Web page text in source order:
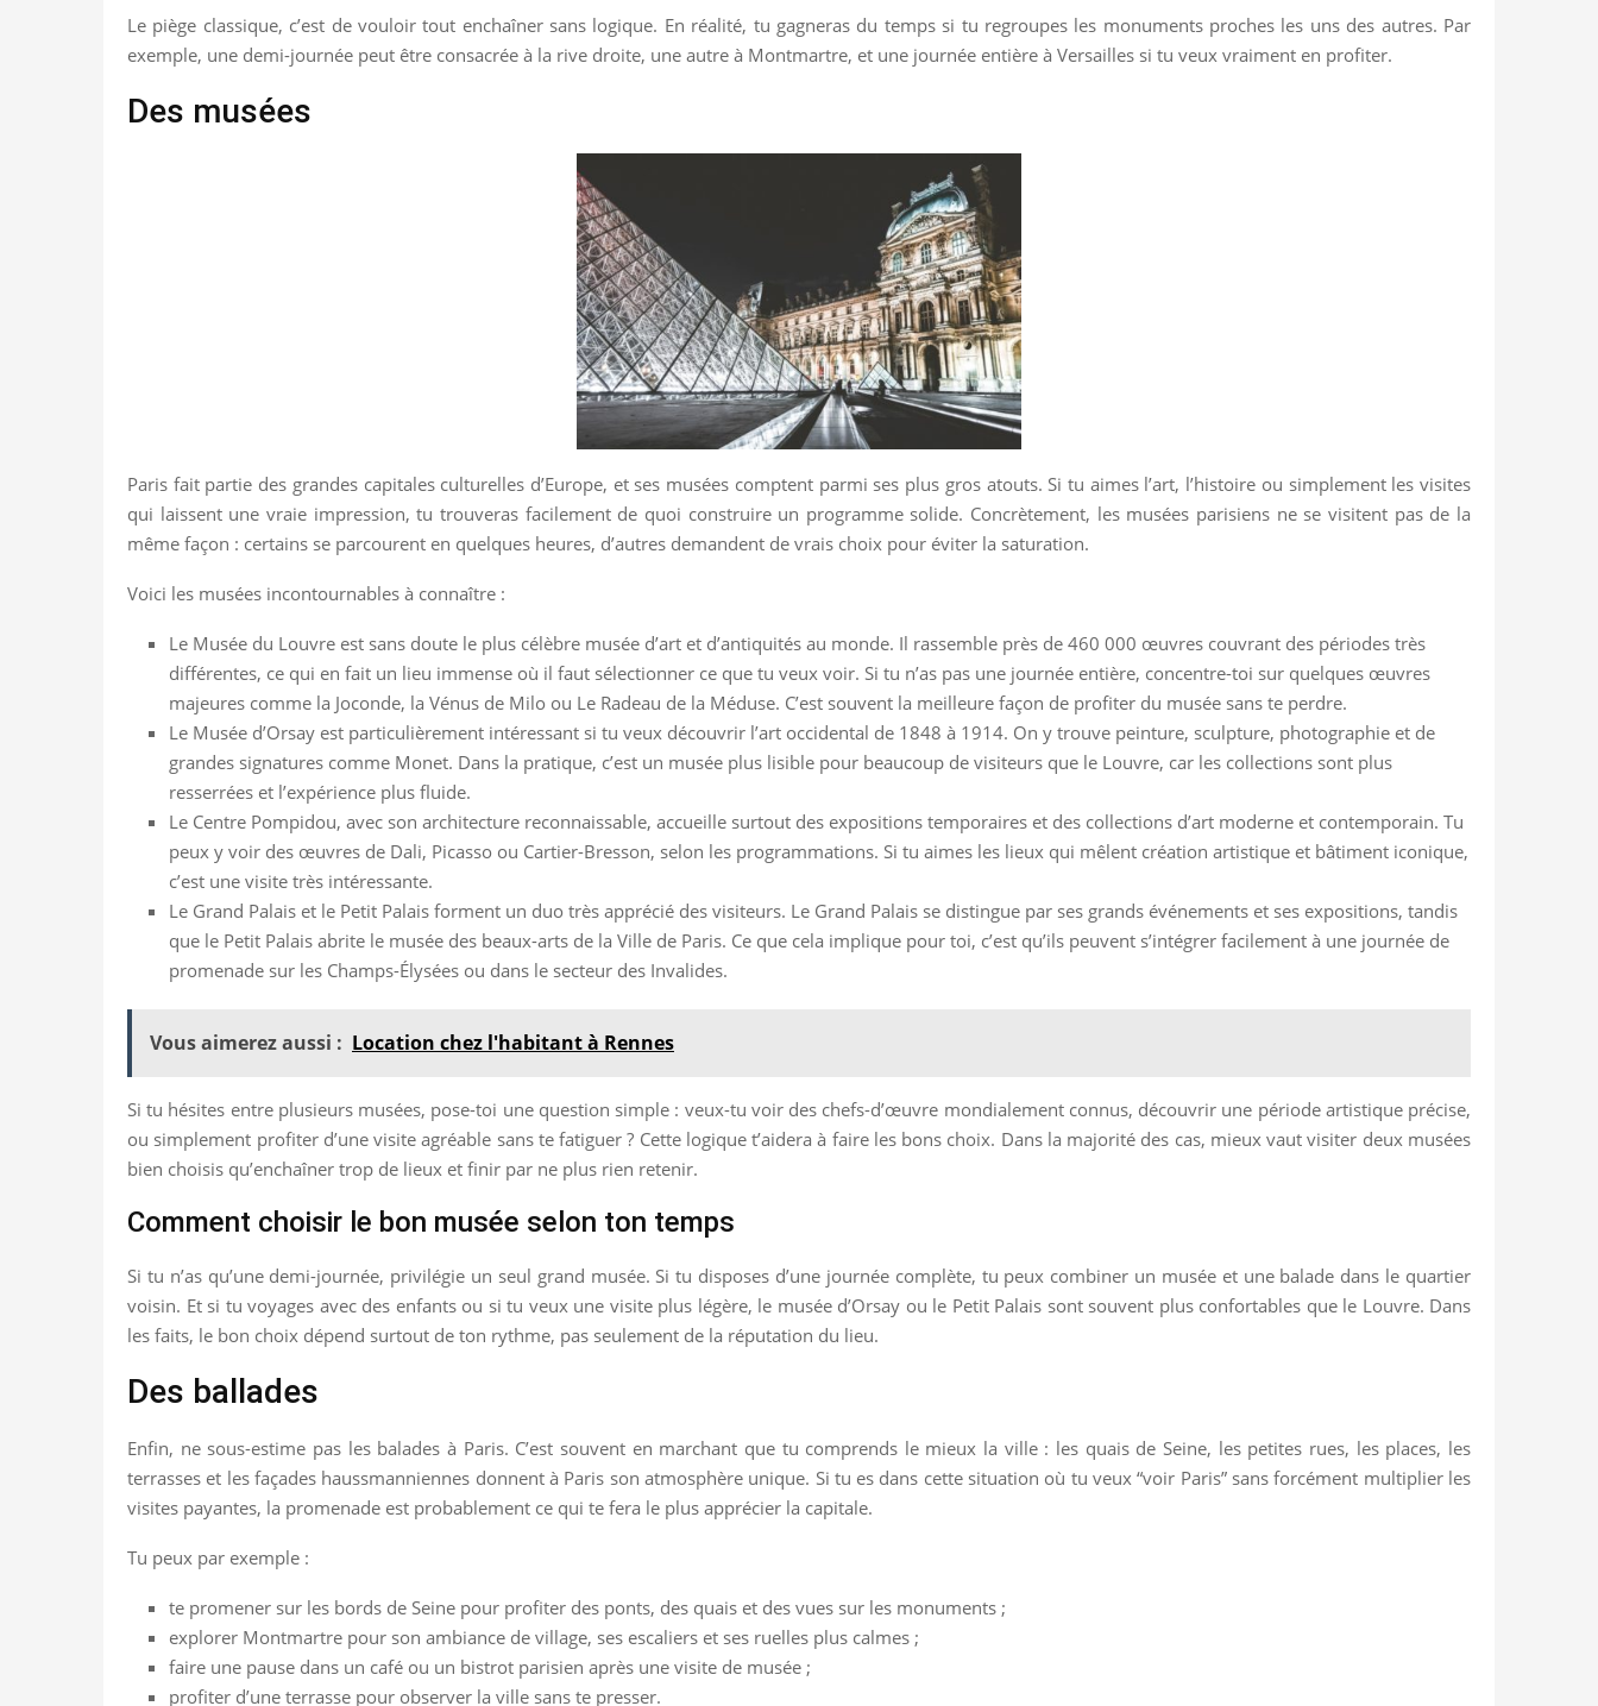
Le piège classique, c’est de vouloir tout enchaîner sans logique. En réalité, tu gagneras du temps si tu regroupes les monuments proches les uns des autres. Par
exemple, une demi-journée peut être consacrée à la rive droite, une autre à Montmartre, et une journée entière à Versailles si tu veux vraiment en profiter.
Des musées
Paris fait partie des grandes capitales culturelles d’Europe, et ses musées comptent parmi ses plus gros atouts. Si tu aimes l’art, l’histoire ou simplement les visites
qui laissent une vraie impression, tu trouveras facilement de quoi construire un programme solide. Concrètement, les musées parisiens ne se visitent pas de la
même façon : certains se parcourent en quelques heures, d’autres demandent de vrais choix pour éviter la saturation.
Voici les musées incontournables à connaître :
Le Musée du Louvre est sans doute le plus célèbre musée d’art et d’antiquités au monde. Il rassemble près de 460 000 œuvres couvrant des périodes très
différentes, ce qui en fait un lieu immense où il faut sélectionner ce que tu veux voir. Si tu n’as pas une journée entière, concentre-toi sur quelques œuvres
majeures comme la Joconde, la Vénus de Milo ou Le Radeau de la Méduse. C’est souvent la meilleure façon de profiter du musée sans te perdre.
Le Musée d’Orsay est particulièrement intéressant si tu veux découvrir l’art occidental de 1848 à 1914. On y trouve peinture, sculpture, photographie et de
grandes signatures comme Monet. Dans la pratique, c’est un musée plus lisible pour beaucoup de visiteurs que le Louvre, car les collections sont plus
resserrées et l’expérience plus fluide.
Le Centre Pompidou, avec son architecture reconnaissable, accueille surtout des expositions temporaires et des collections d’art moderne et contemporain. Tu
peux y voir des œuvres de Dali, Picasso ou Cartier-Bresson, selon les programmations. Si tu aimes les lieux qui mêlent création artistique et bâtiment iconique,
c’est une visite très intéressante.
Le Grand Palais et le Petit Palais forment un duo très apprécié des visiteurs. Le Grand Palais se distingue par ses grands événements et ses expositions, tandis
que le Petit Palais abrite le musée des beaux-arts de la Ville de Paris. Ce que cela implique pour toi, c’est qu’ils peuvent s’intégrer facilement à une journée de
promenade sur les Champs-Élysées ou dans le secteur des Invalides.
Vous aimerez aussi : Location chez l'habitant à Rennes
Si tu hésites entre plusieurs musées, pose-toi une question simple : veux-tu voir des chefs-d’œuvre mondialement connus, découvrir une période artistique précise,
ou simplement profiter d’une visite agréable sans te fatiguer ? Cette logique t’aidera à faire les bons choix. Dans la majorité des cas, mieux vaut visiter deux musées
bien choisis qu’enchaîner trop de lieux et finir par ne plus rien retenir.
Comment choisir le bon musée selon ton temps
Si tu n’as qu’une demi-journée, privilégie un seul grand musée. Si tu disposes d’une journée complète, tu peux combiner un musée et une balade dans le quartier
voisin. Et si tu voyages avec des enfants ou si tu veux une visite plus légère, le musée d’Orsay ou le Petit Palais sont souvent plus confortables que le Louvre. Dans
les faits, le bon choix dépend surtout de ton rythme, pas seulement de la réputation du lieu.
Des ballades
Enfin, ne sous-estime pas les balades à Paris. C’est souvent en marchant que tu comprends le mieux la ville : les quais de Seine, les petites rues, les places, les
terrasses et les façades haussmanniennes donnent à Paris son atmosphère unique. Si tu es dans cette situation où tu veux “voir Paris” sans forcément multiplier les
visites payantes, la promenade est probablement ce qui te fera le plus apprécier la capitale.
Tu peux par exemple :
te promener sur les bords de Seine pour profiter des ponts, des quais et des vues sur les monuments ;
explorer Montmartre pour son ambiance de village, ses escaliers et ses ruelles plus calmes ;
faire une pause dans un café ou un bistrot parisien après une visite de musée ;
profiter d’une terrasse pour observer la ville sans te presser.